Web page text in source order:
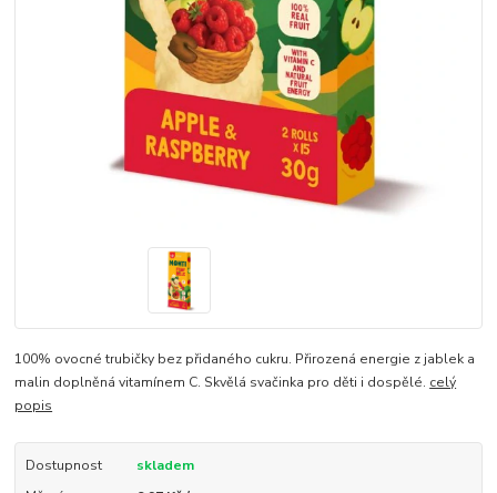
100% ovocné trubičky bez přidaného cukru. Přirozená energie z jablek a
malin doplněná vitamínem C. Skvělá svačinka pro děti i dospělé. celý
popis
Dostupnost
skladem